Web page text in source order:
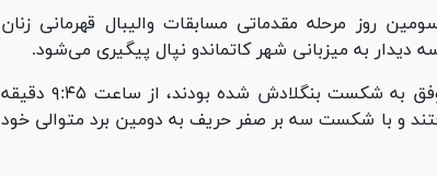
روز مرحله مقدماتی مسابقات والیبال قهرمانی زنان
دیدار به میزبانی شهر کاتماندو نپال پیگیری می‌شود.
شاگردان لی دو هی که در نخستین دیدار خود موفق به شکست بنگلادش شده بودند، از ساعت ۹:۴۵ دقیقه
و با شکست سه بر صفر حریف به دومین برد متوالی خود